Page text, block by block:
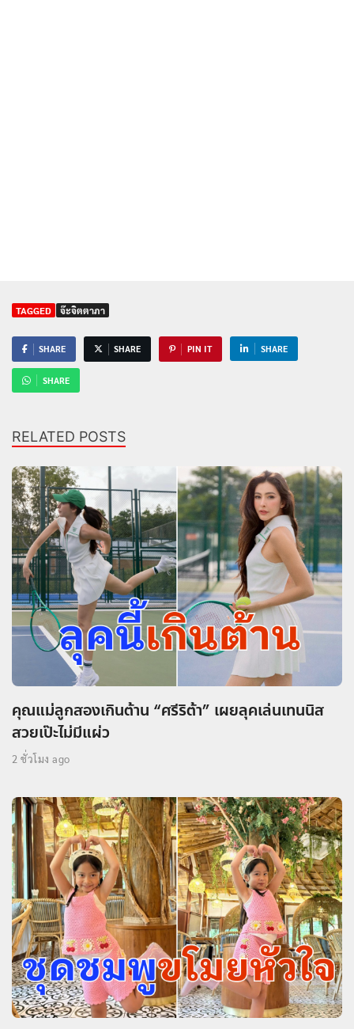
TAGGED จ๊ะจิตตาภา
SHARE SHARE PIN IT SHARE
SHARE
RELATED POSTS
คุณแม่ลูกสองเกินต้าน “ศรีริต้า” เผยลุคเล่นเทนนิส
สวยเป๊ะไม่มีแผ่ว
2 ชั่วโมง ago